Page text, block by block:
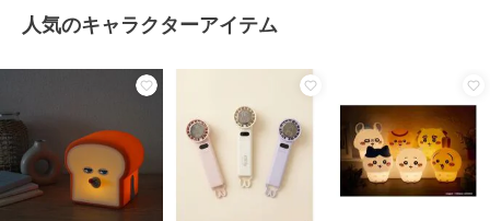
人気のキャラクターアイテム